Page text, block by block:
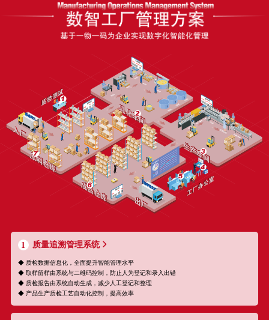
1 质量追溯管理系统
◆ 质检数据信息化，全面提升智能管理水平
◆ 取样留样由系统与二维码控制，防止人为登记和录入出错
◆ 质检报告由系统自动生成，减少人工登记和整理
◆ 产品生产质检工艺自动化控制，提高效率